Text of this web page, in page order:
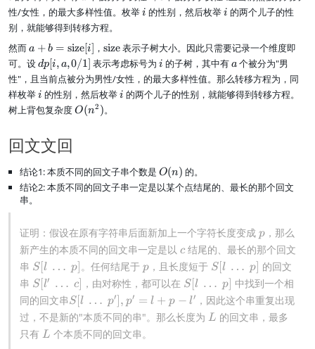
m
e
q
ui
v
s
\
m
o
d
a
d
o
ts
\
c
n
\
v
a
r
n
o
t
h
n
d
d
o
ts
\l
a
\
\l
d
\
d
o
ts
]
q
0
+
{
n
x
\
o
v
e
r
6
}
)
f
l
o
\
f
r
a
c
2
\
r
f
l
r
[i
,
b
,
0
/
性/女性，的最大多样性值。枚举ii 的性别，然后枚举ii 的两个儿子的性
别，就能够得到转移方程。
然而a
+
b
=
\
t
x
t
si
z
a + b = size[i] ， \
t
e
x
t
{
}
size表示子树大小。因此只需要记录一个维度即
可。设d
p
[i
,
a
/
]
dp[i, a,0/1] 表示考虑标号为ii 的子树，其中有a
a 个被分为"男
性"，且当前点被分为男性/女性，的最大多样性值。那么转移方程为，同
样枚举ii 的性别，然后枚举ii 的两个儿子的性别，就能够得到转移方程。
树上背包复杂度O
)
O(n2 )。
回文文回
结论1: 本质不同的回文子串个数是 O
(
O(n) 的。
结论2: 本质不同的回文子串一定是以某个点结尾的、最长的那个回文
串。
证明：假设在原有字符串后面新加上一个字符长度变成p
p ，那么
新产生的本质不同的回文串一定是以c
c 结尾的、最长的那个回文
串 S
[
l
\
\
d
S [l … p] 。任何结尾于p
p ，且长度短于 S
l
\
\
S [l … p] 的回文
串 S
[
l
'
\
S [l′ … c] ，由对称性，都可以在 S
l
\
S [l … p] 中找到一个相
同的回文串S
[l
\
\
S [l … p′] , p′ = l + p − l′ ，因此这个串重复出现
过，不是新的"本质不同的串"。那么长度为 L
L 的回文串，最多
只有 L
L 个本质不同的回文串。